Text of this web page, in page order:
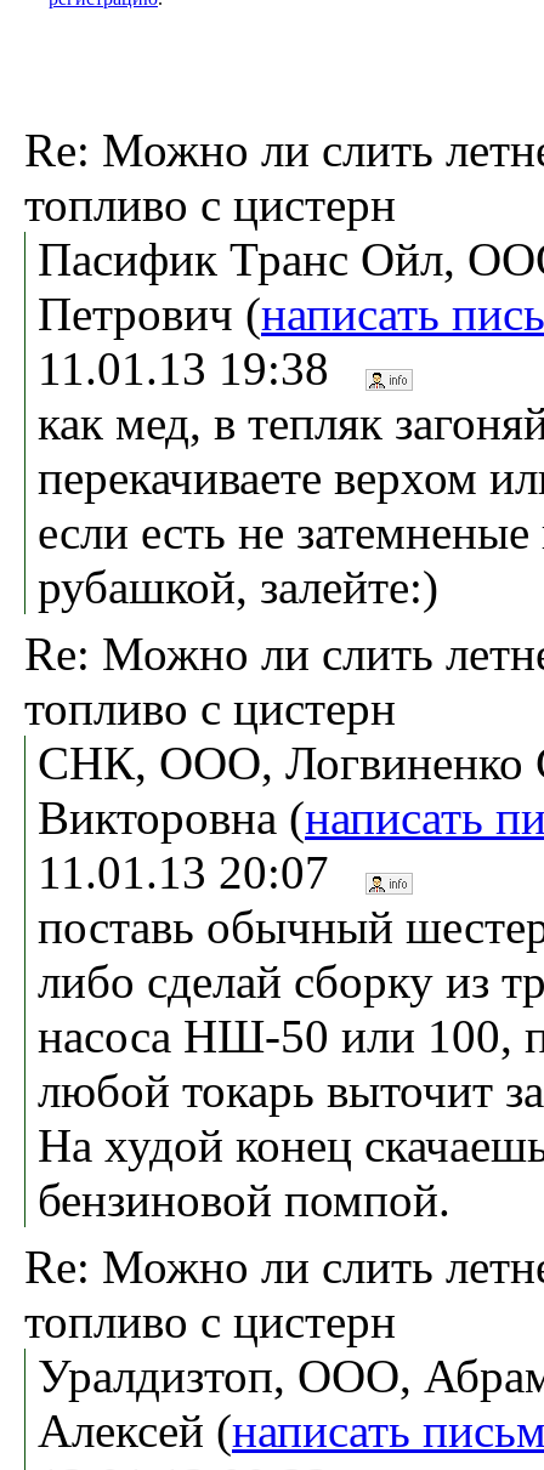
Re: Можно ли слить
топливо с цистерн
Пасифик Транс Ойл,
Петрович (написать
11.01.13 19:38
как мед, в тепляк
перекачиваете верхом
если есть не
рубашкой, залейте:)
Re: Можно ли слить
топливо с цистерн
СНК, ООО, Логвиненко
Викторовна (написать
11.01.13 20:07
поставь обычный
либо сделай сборку из
насоса НШ-50 или 100,
любой токарь выточит
На худой конец
бензиновой помпой.
Re: Можно ли слить
топливо с цистерн
Уралдизтоп, ООО,
Алексей (написать